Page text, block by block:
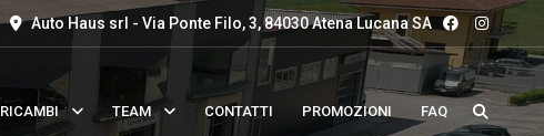
Auto Haus srl - Via Ponte Filo, 3, 84030 Atena Lucana SA
RICAMBI TEAM CONTATTI PROMOZIONI FAQ